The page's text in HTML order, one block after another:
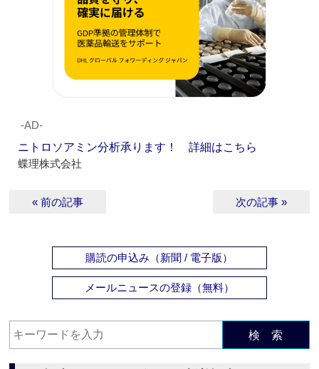
‐AD‐
ニトロソアミン分析承ります！ 詳細はこちら
蝶理株式会社
« 前の記事 次の記事 »
購読の申込み（新聞 / 電子版）
メールニュースの登録（無料）
検 索